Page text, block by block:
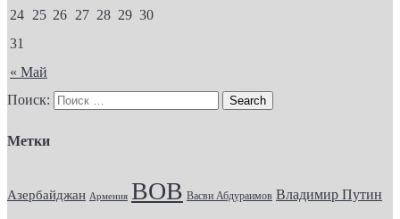
« Май
24 25 26 27 28 29 30
31
Поиск:
Метки
Азербайджан Армения ВОВ Васви Абдураимов Владимир Путин